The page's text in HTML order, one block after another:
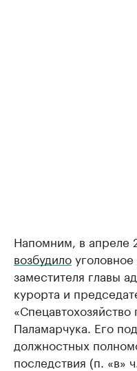
Напомним, в апреле
возбудило
заместителя главы
курорта и
Паламарчука. Его
должностных
последствия (п. «в»